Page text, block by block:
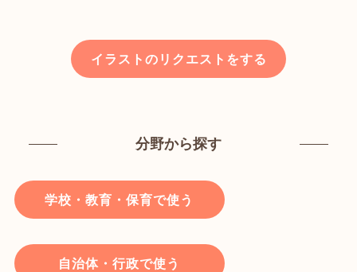
イラストのリクエストをする
分野から探す
学校・教育・保育で使う
自治体・行政で使う